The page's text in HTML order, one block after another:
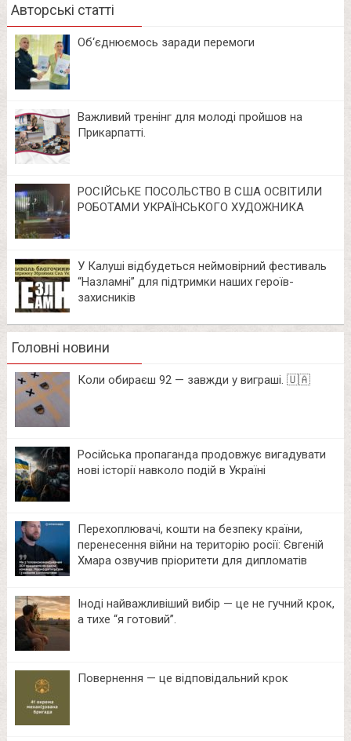
Авторські статті
Об‘єднюємось заради перемоги
Важливий тренінг для молоді пройшов на
Прикарпатті.
РОСІЙСЬКЕ ПОСОЛЬСТВО В США ОСВІТИЛИ
РОБОТАМИ УКРАЇНСЬКОГО ХУДОЖНИКА
У Калуші відбудеться неймовірний фестиваль
“Назламні” для підтримки наших героїв-
захисників
Головні новини
Коли обираєш 92 — завжди у виграші. 🇺🇦
Російська пропаганда продовжує вигадувати
нові історії навколо подій в Україні
Перехоплювачі, кошти на безпеку країни,
перенесення війни на територію росії: Євгеній
Хмара озвучив пріоритети для дипломатів
Іноді найважливіший вибір — це не гучний крок,
а тихе “я готовий”.
Повернення — це відповідальний крок